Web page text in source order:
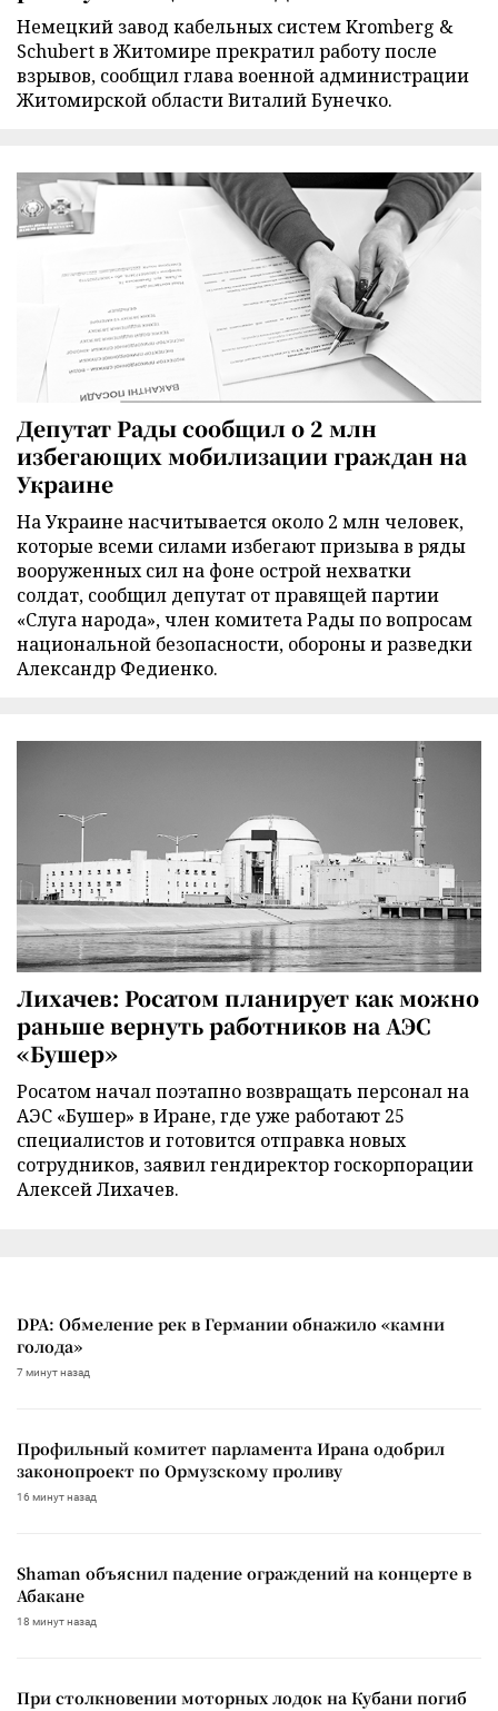
Немецкий завод кабельных систем Kromberg &
Schubert в Житомире прекратил работу после
взрывов, сообщил глава военной администрации
Житомирской области Виталий Бунечко.
Депутат Рады сообщил о 2 млн
избегающих мобилизации граждан на
Украине
На Украине насчитывается около 2 млн человек,
которые всеми силами избегают призыва в ряды
вооруженных сил на фоне острой нехватки
солдат, сообщил депутат от правящей партии
«Слуга народа», член комитета Рады по вопросам
национальной безопасности, обороны и разведки
Александр Федиенко.
Лихачев: Росатом планирует как можно
раньше вернуть работников на АЭС
«Бушер»
Росатом начал поэтапно возвращать персонал на
АЭС «Бушер» в Иране, где уже работают 25
специалистов и готовится отправка новых
сотрудников, заявил гендиректор госкорпорации
Алексей Лихачев.
DPA: Обмеление рек в Германии обнажило «камни
голода»
7 минут назад
Профильный комитет парламента Ирана одобрил
законопроект по Ормузскому проливу
16 минут назад
Shaman объяснил падение ограждений на концерте в
Абакане
18 минут назад
При столкновении моторных лодок на Кубани погиб